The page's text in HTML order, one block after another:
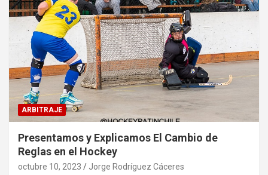
ARBITRAJE
Presentamos y Explicamos El Cambio de
Reglas en el Hockey
octubre 10, 2023 Jorge Rodríguez Cáceres